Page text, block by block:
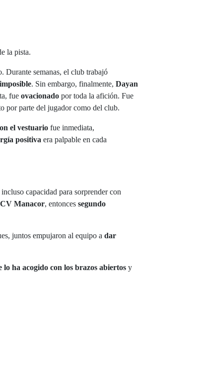
la pista.
Durante semanas, el club trabajó
. Sin embargo, finalmente, Dayan
fue ovacionado por toda la afición. Fue
por parte del jugador como del club.
el vestuario fue inmediata,
positiva era palpable en cada
incluso capacidad para sorprender con
Manacor, entonces segundo
juntos empujaron al equipo a dar
lo ha acogido con los brazos abiertos y